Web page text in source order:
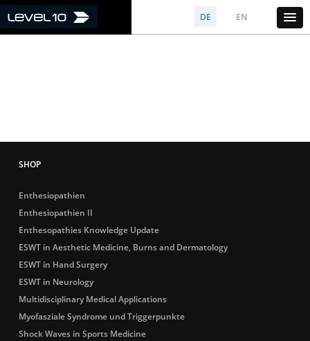
DE EN
Enthesiopathien
Enthesiopathien II
Enthesopathies Knowledge Update
ESWT in Aesthetic Medicine, Burns and Dermatology
ESWT in Hand Surgery
ESWT in Neurology
Multidisciplinary Medical Applications
Myofasziale Syndrome und Triggerpunkte
Shock Waves in Sports Medicine